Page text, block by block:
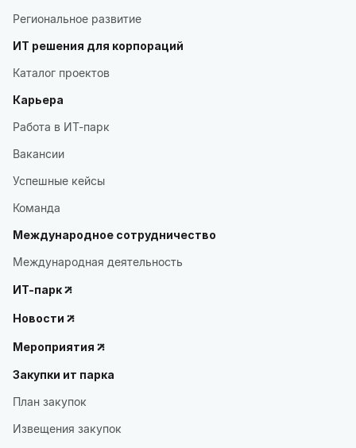
Региональное развитие
ИТ решения для корпораций
Каталог проектов
Карьера
Работа в ИТ-парк
Вакансии
Успешные кейсы
Команда
Международное сотрудничество
Международная деятельность
ИТ-парк
Новости
Мероприятия
Закупки ит парка
План закупок
Извещения закупок